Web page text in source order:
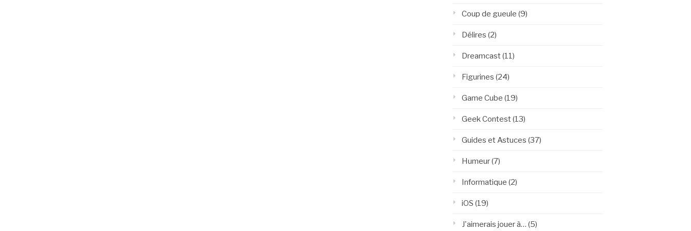
Coup de gueule (9)
Délires (2)
Dreamcast(11)
Figurines (24)
Game Cube (19)
Geek Contest(13)
Guides et Astuces (37)
Humeur(7)
Informatique (2)
iOS (19)
J'aimerais jouer à… (5)